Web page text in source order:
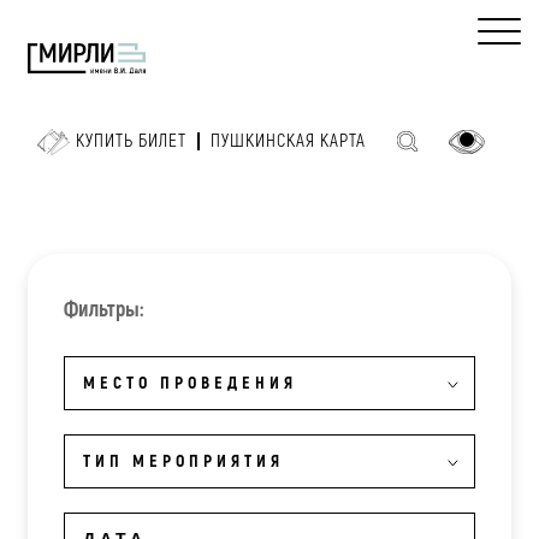
КУПИТЬ БИЛЕТ ПУШКИНСКАЯ КАРТА
Фильтры:
МЕСТО ПРОВЕДЕНИЯ
ТИП МЕРОПРИЯТИЯ